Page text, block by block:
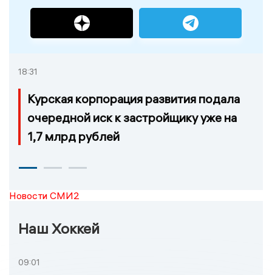
18:31
Курская корпорация развития подала
очередной иск к застройщику уже на
1,7 млрд рублей
Новости СМИ2
Наш Хоккей
09:01